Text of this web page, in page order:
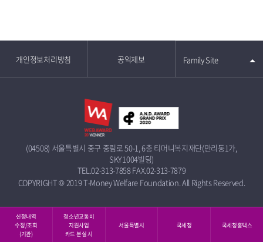
개인정보처리방침 공익제보 Family Site
(04508) 서울특별시 중구 중림로 50-1, 6층 티머니복지재단(만리동1가,
SKY1004빌딩)
TEL.02-313-7858FAX.02-313-7879
COPYRIGHT © 2019 T-Money Welfare Foundation. All Rights Reserved.
신청내역
수정/조회
(기관)
청소년교통비
지원사업
카드 분실 시
서울특별시 국세청 국세청홈택스